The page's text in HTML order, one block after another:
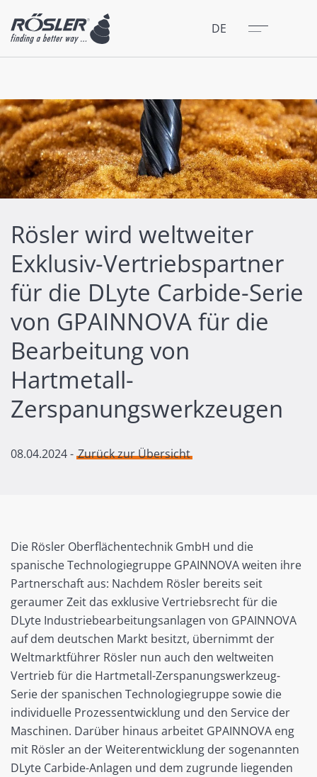
DE Menü
Schließen
Rösler wird weltweiter
Exklusiv-Vertriebspartner
für die DLyte Carbide-Serie
von GPAINNOVA für die
Bearbeitung von
Hartmetall-
Zerspanungswerkzeugen
08.04.2024- Zurück zur Übersicht
Die Rösler Oberflächentechnik GmbH und die
spanische Technologiegruppe GPAINNOVA weiten ihre
Partnerschaft aus: Nachdem Rösler bereits seit
geraumer Zeit das exklusive Vertriebsrecht für die
DLyte Industriebearbeitungsanlagen von GPAINNOVA
auf dem deutschen Markt besitzt, übernimmt der
Weltmarktführer Rösler nun auch den weltweiten
Vertrieb für die Hartmetall-Zerspanungswerkzeug-
Serie der spanischen Technologiegruppe sowie die
individuelle Prozessentwicklung und den Service der
Maschinen. Darüber hinaus arbeitet GPAINNOVA eng
mit Rösler an der Weiterentwicklung der sogenannten
DLyte Carbide-Anlagen und dem zugrunde liegenden